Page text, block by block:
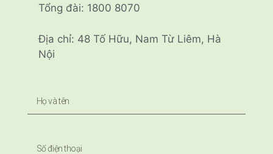
Tổng đài: 1800 8070
Địa chỉ: 48 Tố Hữu, Nam Từ Liêm, Hà
Nội